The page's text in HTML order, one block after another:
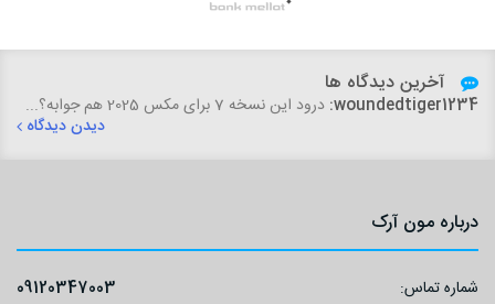
آخرین دیدگاه ها
woundedtiger1234: درود این نسخه 7 برای مکس 2025 هم جوابه؟...
دیدن دیدگاه
درباره مون آرک
شماره تماس:
09120347003